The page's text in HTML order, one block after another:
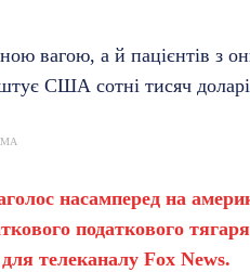
вагою, а й пацієнтів з
США сотні тисяч
насамперед на
податкового
телеканалу Fox News.